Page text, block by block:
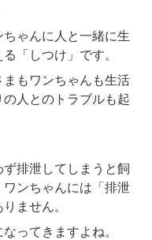
ゃんに人と一緒に生
「しつけ」です。
もワンちゃんも生活
人とのトラブルも起
排泄してしまうと飼
ンちゃんには「排泄
ません。
ってきますよね。